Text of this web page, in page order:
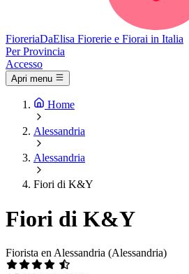
FioreriaDaElisa Fiorerie e Fiorai in Italia
Per Provincia
Accesso
Apri menu
Home
Alessandria
Alessandria
Fiori di K&Y
Fiori di K&Y
Fiorista en Alessandria (Alessandria)